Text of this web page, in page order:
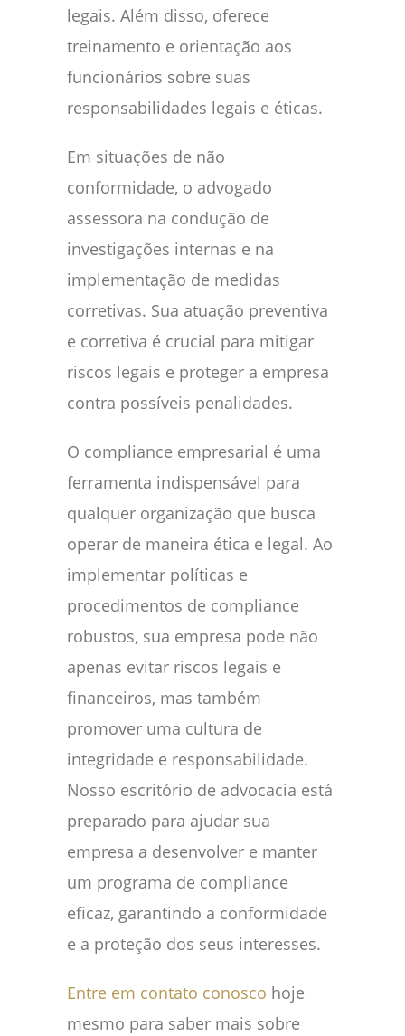
legais. Além disso, oferece
treinamento e orientação aos
funcionários sobre suas
responsabilidades legais e éticas.
Em situações de não
conformidade, o advogado
assessora na condução de
investigações internas e na
implementação de medidas
corretivas. Sua atuação preventiva
e corretiva é crucial para mitigar
riscos legais e proteger a empresa
contra possíveis penalidades.
O compliance empresarial é uma
ferramenta indispensável para
qualquer organização que busca
operar de maneira ética e legal. Ao
implementar políticas e
procedimentos de compliance
robustos, sua empresa pode não
apenas evitar riscos legais e
financeiros, mas também
promover uma cultura de
integridade e responsabilidade.
Nosso escritório de advocacia está
preparado para ajudar sua
empresa a desenvolver e manter
um programa de compliance
eficaz, garantindo a conformidade
e a proteção dos seus interesses.
Entre em contato conosco hoje
mesmo para saber mais sobre